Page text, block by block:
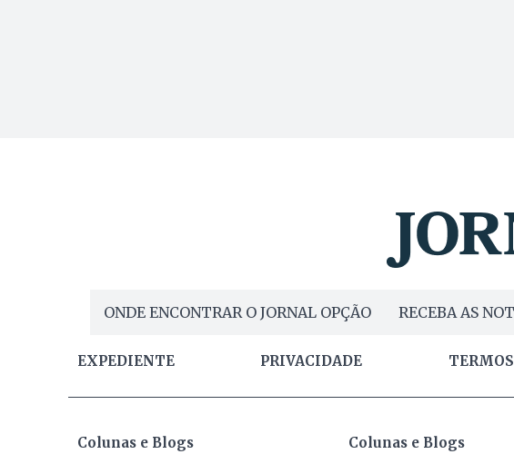
ONDE ENCONTRAR O JORNAL OPÇÃO RECEBA AS
EXPEDIENTE PRIVACIDADE
Colunas e Blogs Colunas e Blogs